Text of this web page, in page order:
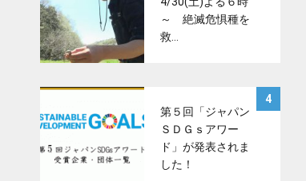
～ 絶滅危惧種を
救…
4
第５回「ジャパン
ＳＤＧｓアワー
ド」が発表されま
した！